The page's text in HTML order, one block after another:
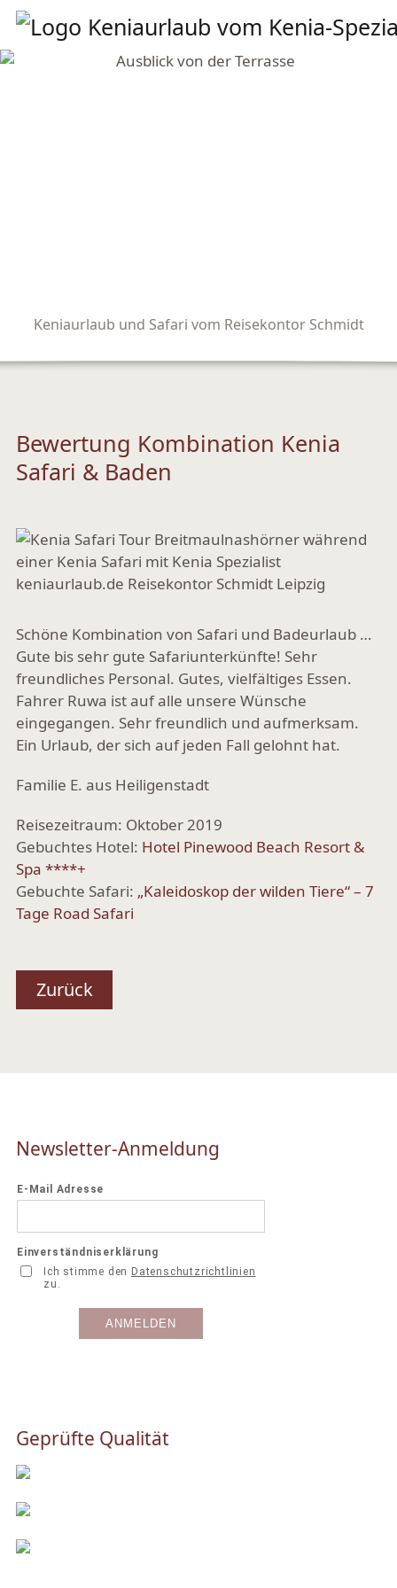
Keniaurlaub und Safari vom Reisekontor Schmidt
Bewertung Kombination Kenia
Safari & Baden
Schöne Kombination von Safari und Badeurlaub …
Gute bis sehr gute Safariunterkünfte! Sehr
freundliches Personal. Gutes, vielfältiges Essen.
Fahrer Ruwa ist auf alle unsere Wünsche
eingegangen. Sehr freundlich und aufmerksam.
Ein Urlaub, der sich auf jeden Fall gelohnt hat.
Familie E. aus Heiligenstadt
Reisezeitraum: Oktober 2019
Gebuchtes Hotel: Hotel Pinewood Beach Resort &
Spa ****+
Gebuchte Safari: „Kaleidoskop der wilden Tiere“ – 7
Tage Road Safari
Zurück
Newsletter-Anmeldung
Geprüfte Qualität